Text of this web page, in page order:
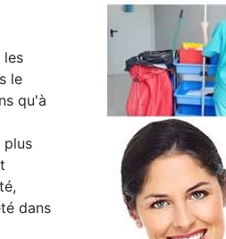
les
le
qu'à
plus
dans